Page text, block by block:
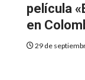
película
en
29 de